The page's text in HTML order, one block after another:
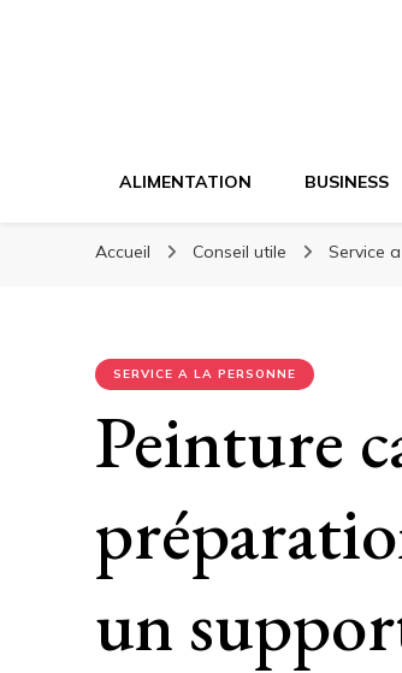
ALIMENTATION BUSINESS
Accueil Conseil utile Service
SERVICE A LA PERSONNE
Peinture
un